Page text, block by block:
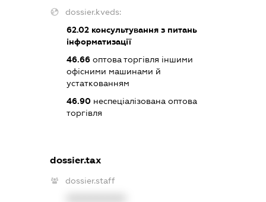
dossier.kveds:
62.02консультування з питань
інформатизації
46.66оптова торгівля іншими
офісними машинами й
устаткованням
46.90неспеціалізована оптова
торгівля
dossier.tax
dossier.staff